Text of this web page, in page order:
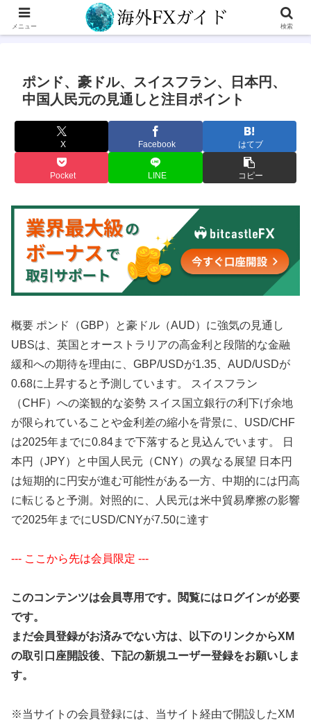
ポンド、豪ドル、スイスフラン、日本円、
中国人民元の見通しと注目ポイント
X Facebook はてブ
Pocket LINE コピー
概要 ポンド（GBP）と豪ドル（AUD）に強気の見通し
UBSは、英国とオーストラリアの高金利と段階的な金融
緩和への期待を理由に、GBP/USDが1.35、AUD/USDが
0.68に上昇すると予測しています。 スイスフラン
（CHF）への楽観的な姿勢 スイス国立銀行の利下げ余地
が限られていることや金利差の縮小を背景に、USD/CHF
は2025年までに0.84まで下落すると見込んでいます。 日
本円（JPY）と中国人民元（CNY）の異なる展望 日本円
は短期的に円安が進む可能性がある一方、中期的には円高
に転じると予測。対照的に、人民元は米中貿易摩擦の影響
で2025年までにUSD/CNYが7.50に達す
--- ここから先は会員限定 ---
このコンテンツは会員専用です。閲覧にはログインが必要
です。
まだ会員登録がお済みでない方は、以下のリンクからXM
の取引口座開設後、下記の新規ユーザー登録をお願いしま
す。
※当サイトの会員登録には、当サイト経由で開設したXM
メニュー 検索